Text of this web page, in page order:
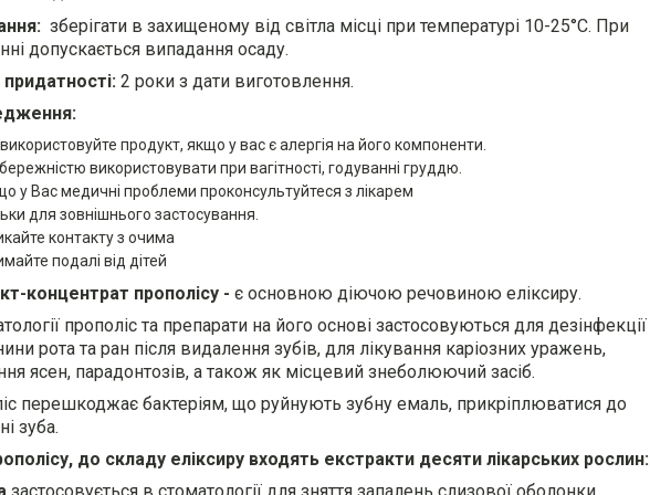
зберігати в захищеному від світла місці при температурі 10-25°С. При
допускається випадання осаду.
2 роки з дати виготовлення.
продукт, якщо у вас є алергія на його компоненти.
використовувати при вагітності, годуванні груддю.
у Вас медичні проблеми проконсультуйтеся з лікарем
для зовнішнього застосування.
контакту з очима
подалі від дітей
концентрат прополісу - є основною діючою речовиною еліксиру.
прополіс та препарати на його основі застосовуються для дезінфекції
рота та ран після видалення зубів, для лікування каріозних уражень,
ясен, парадонтозів, а також як місцевий знеболюючий засіб.
перешкоджає бактеріям, що руйнують зубну емаль, прикріплюватися до
зуба.
до складу еліксиру входять екстракти десяти лікарських рослин: